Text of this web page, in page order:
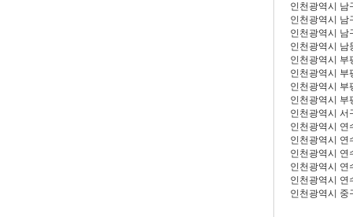
인천광역시 남
인천광역시 남
인천광역시 남
인천광역시 남
인천광역시 부
인천광역시 부
인천광역시 부
인천광역시 부
인천광역시 서
인천광역시 연
인천광역시 연
인천광역시 연
인천광역시 연
인천광역시 연
인천광역시 중